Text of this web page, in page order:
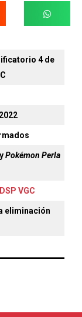
4 de
yPokémon Perla
VGC
eliminación